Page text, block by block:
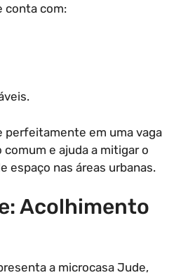
conta com:
perfeitamente em uma vaga
e ajuda a mitigar o
espaço nas áreas urbanas.
Acolhimento
a microcasa Jude,